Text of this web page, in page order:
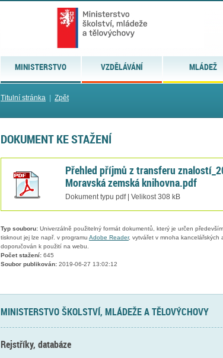
MINISTERSTVO VZDĚLÁVÁNÍ MLÁDEŽ
Titulní stránka Zpět
DOKUMENT KE STAŽENÍ
Přehled příjmů z transferu
Moravská zemská knihovna.pdf
Dokument typu pdf | Velikost 308 kB
Typ souboru: Univerzálně použitelný formát dokumentů, který je určen
tisknout jej lze např. v programu Adobe Reader, vytvářet v mnoha kancelářských
doporučován k použití na webu.
Počet stažení: 645
Soubor publikován: 2019-06-27 13:02:12
MINISTERSTVO ŠKOLSTVÍ, MLÁDEŽE A TĚLOVÝCHOVY
Rejstříky, databáze